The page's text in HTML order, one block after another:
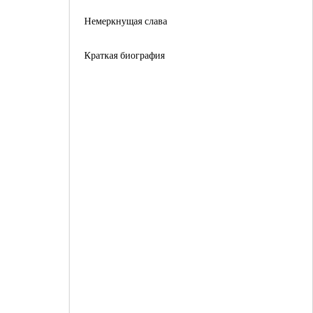
Немеркнущая слава
Краткая биография